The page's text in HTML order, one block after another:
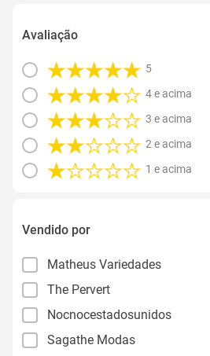
Avaliação
5
4 e acima
3 e acima
2 e acima
1 e acima
Vendido por
Matheus Variedades
The Pervert
Nocnocestadosunidos
Sagathe Modas